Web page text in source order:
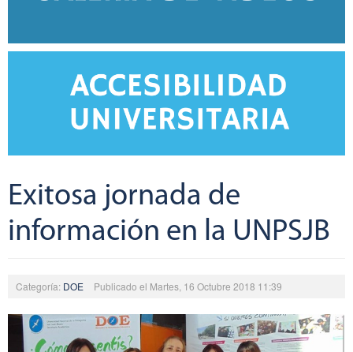
Exitosa jornada de
información en la UNPSJB
Categoría: DOE Publicado el Martes, 16 Octubre 2018 11:39